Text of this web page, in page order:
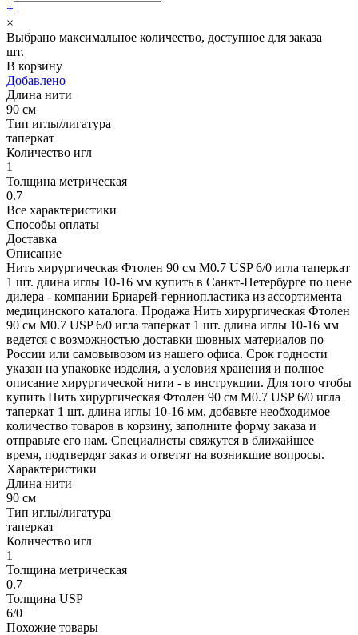
+
×
Выбрано максимальное количество, доступное для заказа
шт.
В корзину
Добавлено
Длина нити
90 см
Тип иглы/лигатура
таперкат
Количество игл
1
Толщина метрическая
0.7
Все характеристики
Способы оплаты
Доставка
Описание
Нить хирургическая Фтолен 90 см М0.7 USP 6/0 игла таперкат
1 шт. длина иглы 10-16 мм купить в Санкт-Петербурге по цене
дилера - компании Бриарей-герниопластика из ассортимента
медицинского каталога. Продажа Нить хирургическая Фтолен
90 см М0.7 USP 6/0 игла таперкат 1 шт. длина иглы 10-16 мм
ведется с возможностью доставки шовных материалов по
России или самовывозом из нашего офиса. Срок годности
указан на упаковке изделия, а условия хранения и полное
описание хирургической нити - в инструкции. Для того чтобы
купить Нить хирургическая Фтолен 90 см М0.7 USP 6/0 игла
таперкат 1 шт. длина иглы 10-16 мм, добавьте необходимое
количество товаров в корзину, заполните форму заказа и
отправьте его нам. Специалисты свяжутся в ближайшее
время, подтвердят заказ и ответят на возникшие вопросы.
Характеристики
Длина нити
90 см
Тип иглы/лигатура
таперкат
Количество игл
1
Толщина метрическая
0.7
Толщина USP
6/0
Похожие товары